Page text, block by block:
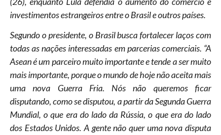
investimentos estrangeiros entre o Brasil e outros países.
Segundo o presidente, o Brasil busca fortalecer laços com
todas as nações interessadas em parcerias comerciais. “A
Asean é um parceiro muito importante e tende a ser muito
mais importante, porque o mundo de hoje não aceita mais
uma nova Guerra Fria. Nós não queremos ficar
disputando, como se disputou, a partir da Segunda Guerra
Mundial, o que era do lado da Rússia, o que era do lado
dos Estados Unidos. A gente não quer uma nova disputa